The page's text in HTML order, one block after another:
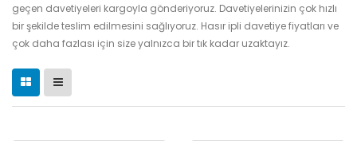
geçen davetiyeleri kargoyla gönderiyoruz. Davetiyelerinizin çok hızlı
bir şekilde teslim edilmesini sağlıyoruz. Hasır ipli davetiye fiyatları ve
çok daha fazlası için size yalnızca bir tık kadar uzaktayız.